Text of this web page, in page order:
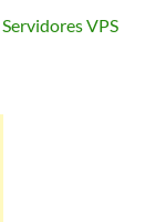
Servidores VPS